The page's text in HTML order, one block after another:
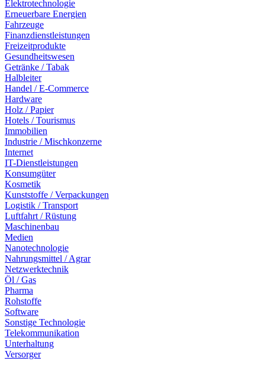
Elektrotechnologie
Erneuerbare Energien
Fahrzeuge
Finanzdienstleistungen
Freizeitprodukte
Gesundheitswesen
Getränke / Tabak
Halbleiter
Handel / E-Commerce
Hardware
Holz / Papier
Hotels / Tourismus
Immobilien
Industrie / Mischkonzerne
Internet
IT-Dienstleistungen
Konsumgüter
Kosmetik
Kunststoffe / Verpackungen
Logistik / Transport
Luftfahrt / Rüstung
Maschinenbau
Medien
Nanotechnologie
Nahrungsmittel / Agrar
Netzwerktechnik
Öl / Gas
Pharma
Rohstoffe
Software
Sonstige Technologie
Telekommunikation
Unterhaltung
Versorger